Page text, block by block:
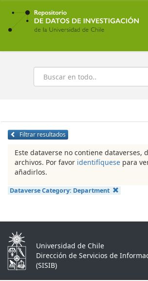
Ir
contenido
principal
Buscar
Filtrar resultados
Este dataverse no contiene dataverses,
archivos. Por favor identifíquese para
añadirlos.
Dataverse Category: Department
Universidad de Chile
Dirección de Servicios de
(SISIB)